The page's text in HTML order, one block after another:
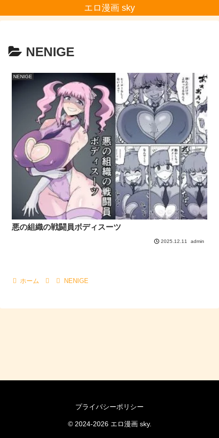
エロ漫画 sky
NENIGE
NENIGE
悪の組織の戦闘員ボディスーツ
2025.12.11 admin
ホーム NENIGE
プライバシーポリシー
© 2024-2026 エロ漫画 sky.